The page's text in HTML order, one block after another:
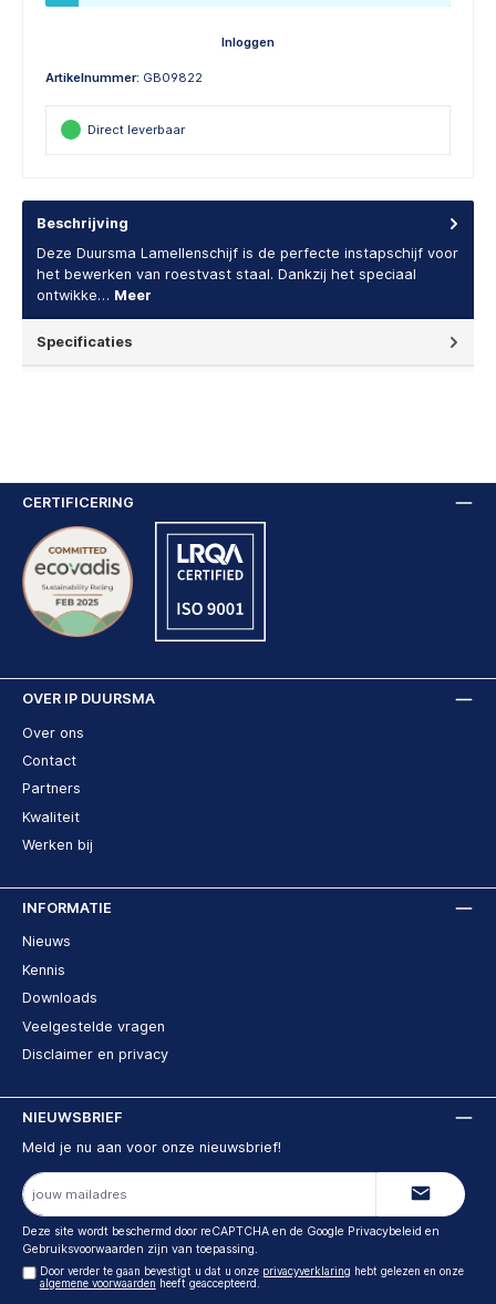
Inloggen
Artikelnummer: GB09822
Direct leverbaar
Beschrijving
Deze Duursma Lamellenschijf is de perfecte instapschijf voor
het bewerken van roestvast staal. Dankzij het speciaal
ontwikke… Meer
Specificaties
OVER IP DUURSMA
Over ons
Contact
Partners
Kwaliteit
Werken bij
INFORMATIE
Nieuws
Kennis
Downloads
Veelgestelde vragen
Disclaimer en privacy
CERTIFICERING
NIEUWSBRIEF
Meld je nu aan voor onze nieuwsbrief!
E-
mailadres
Deze site wordt beschermd door reCAPTCHA en de Google Privacybeleid en
Gebruiksvoorwaarden zijn van toepassing.
Door verder te gaan bevestigt u dat u onze privacyverklaring hebt gelezen en onze
algemene voorwaarden heeft geaccepteerd.